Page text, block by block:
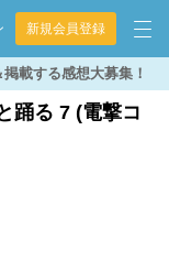
新規会員登録
載する感想大募集！
踊る 7 (電撃コ